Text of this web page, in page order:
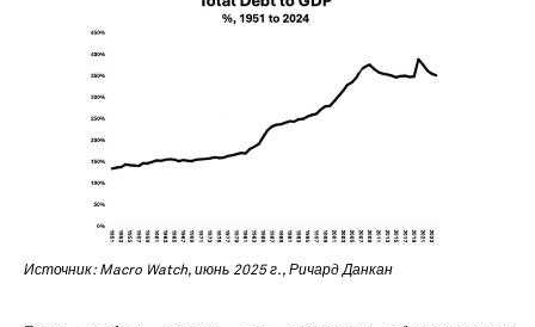
Источник: Macro Watch, июнь 2025 г., Ричард Данкан